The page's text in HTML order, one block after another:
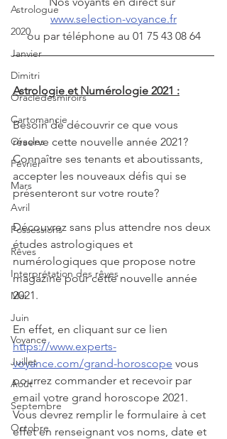
Astrologue
2020
Janvier
Dimitri
Oracledesmiroirs
Cartomancie
Oracles
Février
Mars
Avril
Possessions
Rêves
Interprétation des rêves
Mai
Juin
Voyance
Juillet
Août
Septembre
Octobre
www.selection-voyance.fr
ou par téléphone au 01 75 43 08 64
Astrologie et Numérologie 2021 :
Besoin de découvrir ce que vous
réserve cette nouvelle année 2021?
Connaître ses tenants et aboutissants,
accepter les nouveaux défis qui se
présenteront sur votre route?
Découvrez sans plus attendre nos deux
études astrologiques et
numérologiques que propose notre
magazine pour cette nouvelle année
2021.
En effet, en cliquant sur ce lien
https://www.experts-
voyance.com/grand-horoscope vous
pourrez commander et recevoir par
email votre grand horoscope 2021.
Vous devrez remplir le formulaire à cet
effet en renseignant vos noms, date et